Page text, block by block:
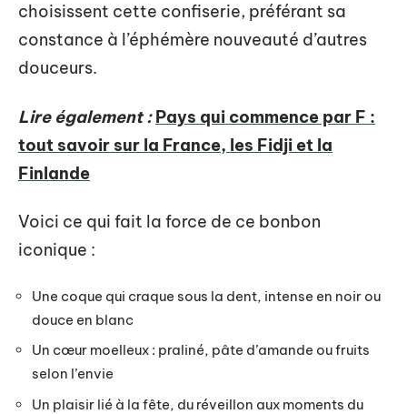
choisissent cette confiserie, préférant sa
constance à l’éphémère nouveauté d’autres
douceurs.
Lire également : Pays qui commence par F :
tout savoir sur la France, les Fidji et la
Finlande
Voici ce qui fait la force de ce bonbon
iconique :
Une coque qui craque sous la dent, intense en noir ou
douce en blanc
Un cœur moelleux : praliné, pâte d’amande ou fruits
selon l’envie
Un plaisir lié à la fête, du réveillon aux moments du